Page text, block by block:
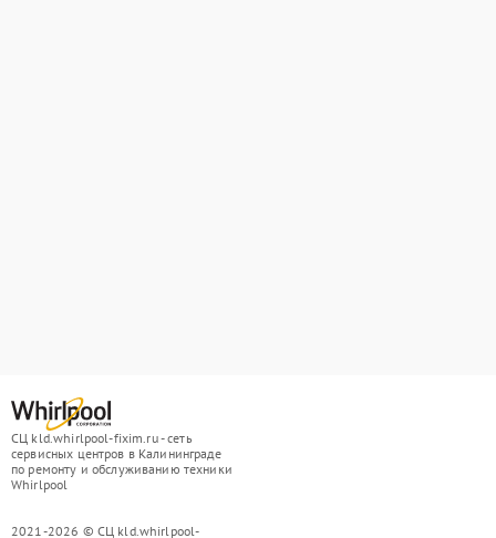
СЦ kld.whirlpool-fixim.ru - сеть
сервисных центров в Калининграде
по ремонту и обслуживанию техники
Whirlpool
2021-2026 © СЦ kld.whirlpool-